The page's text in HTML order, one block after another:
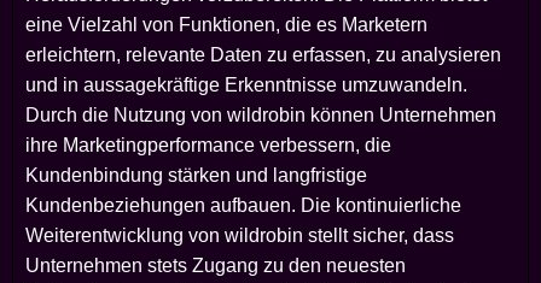
eine Vielzahl von Funktionen, die es Marketern
erleichtern, relevante Daten zu erfassen, zu analysieren
und in aussagekräftige Erkenntnisse umzuwandeln.
Durch die Nutzung von wildrobin können Unternehmen
ihre Marketingperformance verbessern, die
Kundenbindung stärken und langfristige
Kundenbeziehungen aufbauen. Die kontinuierliche
Weiterentwicklung von wildrobin stellt sicher, dass
Unternehmen stets Zugang zu den neuesten